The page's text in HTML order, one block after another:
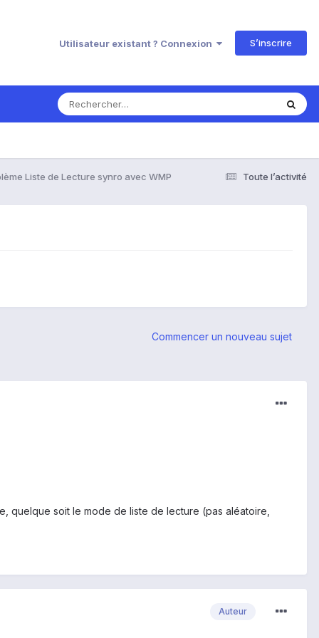
Utilisateur existant ? Connexion S’inscrire
Toute l’activité
Liste de Lecture synro avec WMP
Commencer un nouveau sujet
quelque soit le mode de liste de lecture (pas aléatoire,
Auteur